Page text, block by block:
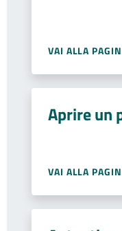
VAI ALLA
Aprire un
VAI ALLA